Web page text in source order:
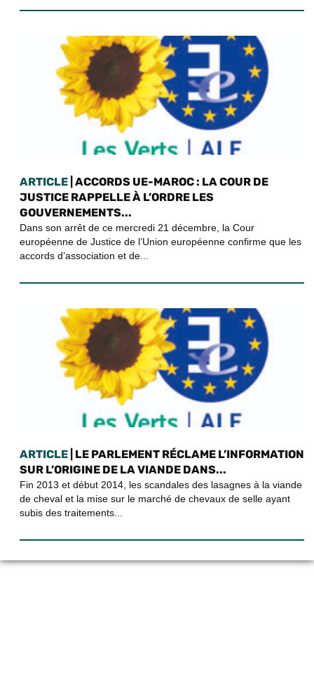
ARTICLE | ACCORDS UE-MAROC : LA COUR DE
JUSTICE RAPPELLE À L’ORDRE LES
GOUVERNEMENTS...
Dans son arrêt de ce mercredi 21 décembre, la Cour
européenne de Justice de l’Union européenne confirme que les
accords d’association et de...
ARTICLE | LE PARLEMENT RÉCLAME L’INFORMATION
SUR L’ORIGINE DE LA VIANDE DANS...
Fin 2013 et début 2014, les scandales des lasagnes à la viande
de cheval et la mise sur le marché de chevaux de selle ayant
subis des traitements...